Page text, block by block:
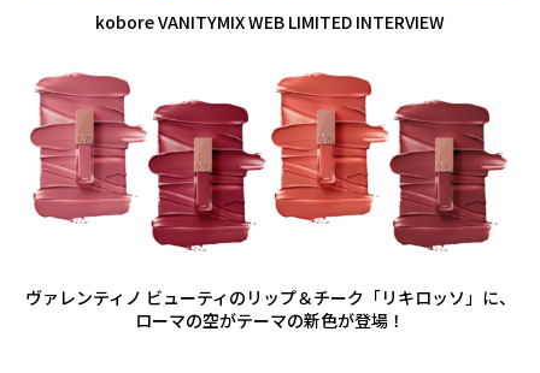
kobore VANITYMIX WEB LIMITED INTERVIEW
ヴァレンティノ ビューティのリップ＆チーク「リキロッソ」に、
ローマの空がテーマの新色が登場！